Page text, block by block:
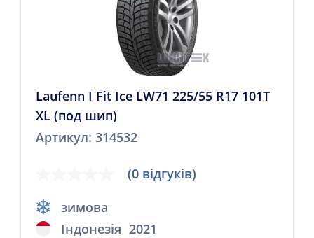
Laufenn I Fit Ice LW71 225/55 R17 101T
XL (под шип)
Артикул: 314532
(0 відгуків)
зимова
Індонезія 2021